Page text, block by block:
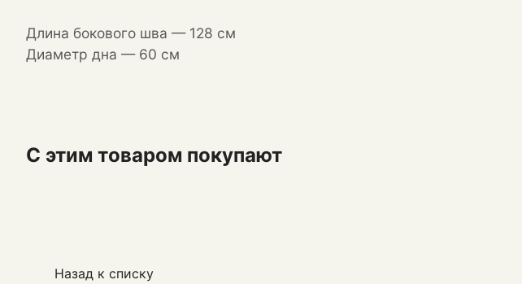
Длина бокового шва — 128 см
Диаметр дна — 60 см
С этим товаром покупают
Назад к списку